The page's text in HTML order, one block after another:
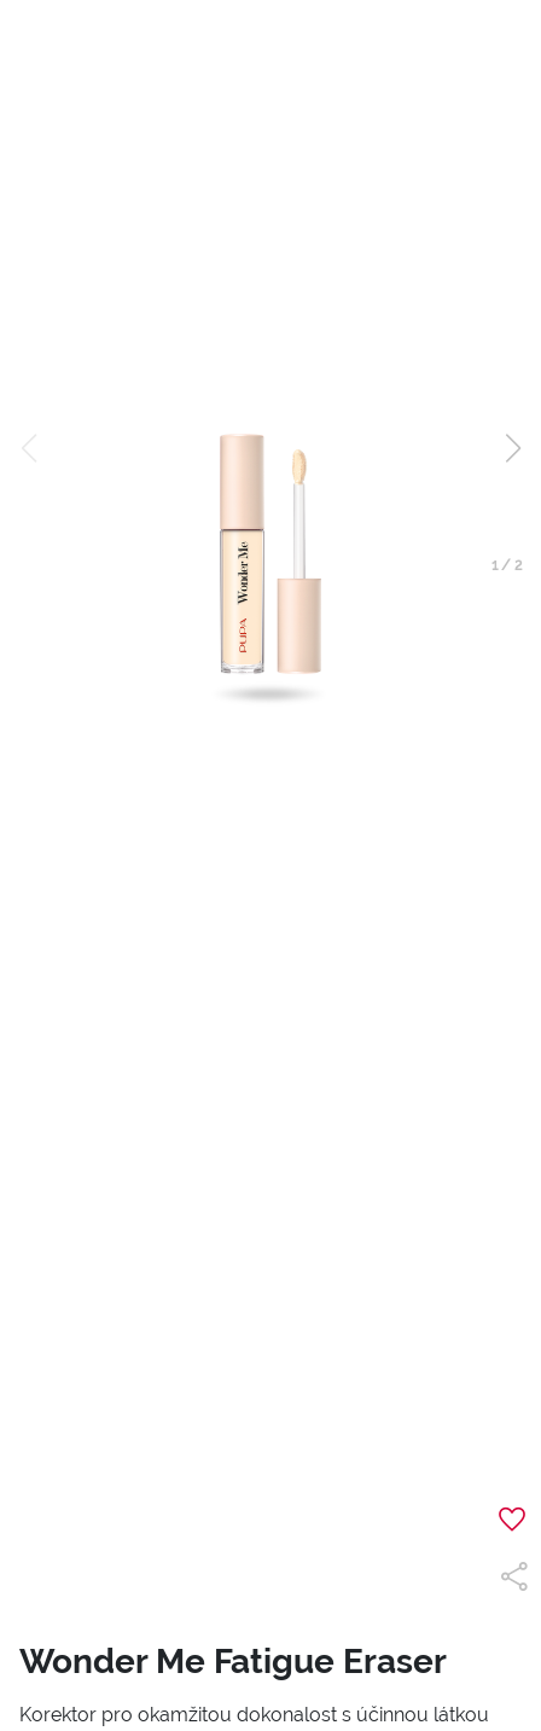
1 / 2
Wonder Me Fatigue Eraser
Korektor pro okamžitou dokonalost s účinnou látkou